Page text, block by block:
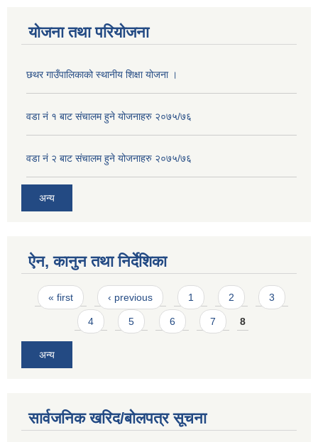
योजना तथा परियोजना
छथर गाउँपालिकाको स्थानीय शिक्षा योजना ।
वडा नं १ बाट संचालम हुने योजनाहरु २०७५/७६
वडा नं २ बाट संचालम हुने योजनाहरु २०७५/७६
अन्य
ऐन, कानुन तथा निर्देशिका
Pages
« first ‹ previous 1 2 3
4 5 6 7 8
अन्य
सार्वजनिक खरिद/बोलपत्र सूचना